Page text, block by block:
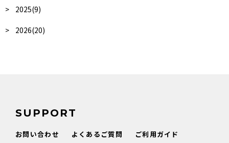
2025(9)
2026(20)
SUPPORT
お問い合わせ よくあるご質問
ご利用ガイド